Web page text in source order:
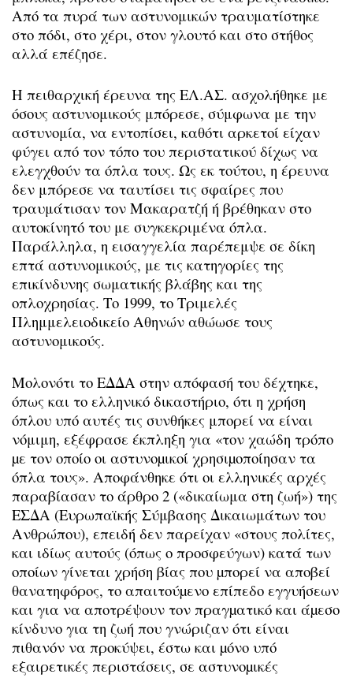
Από τα πυρά των αστυνομικών τραυματίστηκε
στο πόδι, στο χέρι, στον γλουτό και στο στήθος
αλλά επέζησε.
Η πειθαρχική έρευνα της ΕΛ.ΑΣ. ασχολήθηκε με
όσους αστυνομικούς μπόρεσε, σύμφωνα με την
αστυνομία, να εντοπίσει, καθότι αρκετοί είχαν
φύγει από τον τόπο του περιστατικού δίχως να
ελεγχθούν τα όπλα τους. Ως εκ τούτου, η έρευνα
δεν μπόρεσε να ταυτίσει τις σφαίρες που
τραυμάτισαν τον Μακαρατζή ή βρέθηκαν στο
αυτοκίνητό του με συγκεκριμένα όπλα.
Παράλληλα, η εισαγγελία παρέπεμψε σε δίκη
επτά αστυνομικούς, με τις κατηγορίες της
επικίνδυνης σωματικής βλάβης και της
οπλοχρησίας. Το 1999, το Τριμελές
Πλημμελειοδικείο Αθηνών αθώωσε τους
αστυνομικούς.
Μολονότι το ΕΔΔΑ στην απόφασή του δέχτηκε,
όπως και το ελληνικό δικαστήριο, ότι η χρήση
όπλου υπό αυτές τις συνθήκες μπορεί να είναι
νόμιμη, εξέφρασε έκπληξη για «τον χαώδη τρόπο
µε τον οποίο οι αστυνοµικοί χρησιµοποίησαν τα
όπλα τους». Αποφάνθηκε ότι οι ελληνικές αρχές
παραβίασαν το άρθρο 2 («δικαίωμα στη ζωή») της
ΕΣΔΑ (Ευρωπαϊκής Σύμβασης Δικαιωμάτων του
Ανθρώπου), επειδή δεν παρείχαν «στους πολίτες,
και ιδίως αυτούς (όπως ο προσφεύγων) κατά των
οποίων γίνεται χρήση βίας που µπορεί να αποβεί
θανατηφόρος, το απαιτούµενο επίπεδο εγγυήσεων
και για να αποτρέψουν τον πραγµατικό και άµεσο
κίνδυνο για τη ζωή που γνώριζαν ότι είναι
πιθανόν να προκύψει, έστω και µόνο υπό
εξαιρετικές περιστάσεις, σε αστυνοµικές